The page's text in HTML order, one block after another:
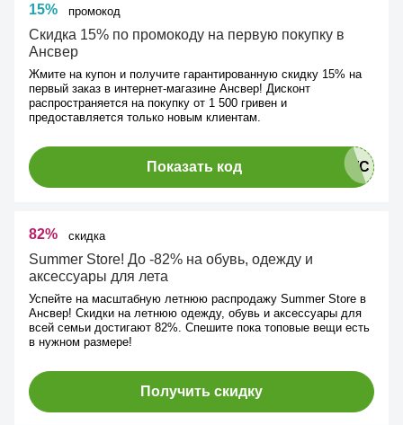
15% промокод
Скидка 15% по промокоду на первую покупку в
Ансвер
Жмите на купон и получите гарантированную скидку 15% на
первый заказ в интернет-магазине Ансвер! Дисконт
распространяется на покупку от 1 500 гривен и
предоставляется только новым клиентам.
Показать код
82% скидка
Summer Store! До -82% на обувь, одежду и
аксессуары для лета
Успейте на масштабную летнюю распродажу Summer Store в
Ансвер! Скидки на летнюю одежду, обувь и аксессуары для
всей семьи достигают 82%. Спешите пока топовые вещи есть
в нужном размере!
Получить скидку